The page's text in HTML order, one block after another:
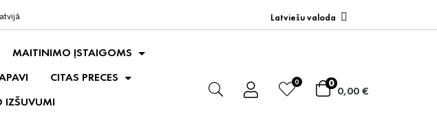
Latviešu valoda
MAITINIMO ĮSTAIGOMS
CITAS PRECES
IZŠUVUMI
0 0
0,00 €